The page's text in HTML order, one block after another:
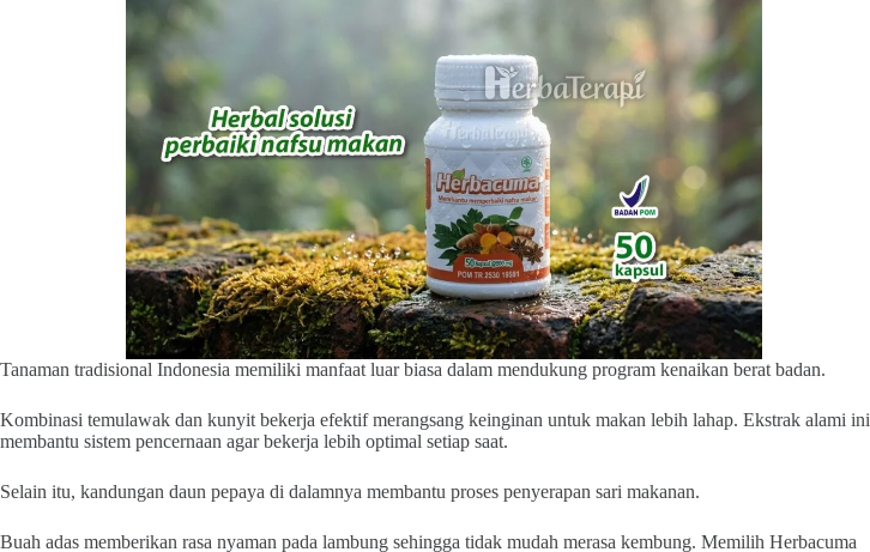
Tanaman tradisional Indonesia memiliki manfaat luar biasa dalam mendukung program kenaikan berat badan.
Kombinasi temulawak dan kunyit bekerja efektif merangsang keinginan untuk makan lebih lahap. Ekstrak alami ini
membantu sistem pencernaan agar bekerja lebih optimal setiap saat.
Selain itu, kandungan daun pepaya di dalamnya membantu proses penyerapan sari makanan.
Buah adas memberikan rasa nyaman pada lambung sehingga tidak mudah merasa kembung. Memilih Herbacuma